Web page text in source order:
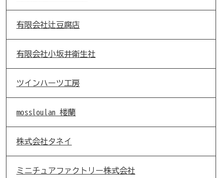
有限会社辻豆腐店
有限会社小坂井衛生社
ツインハーツ工房
mossloulan 楼蘭
株式会社タネイ
ミニチュアファクトリー株式会社